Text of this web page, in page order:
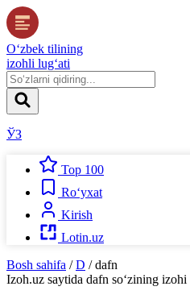
O‘zbek tilining
izohli lug‘ati
ЎЗ
Top 100
Ro‘yxat
Kirish
Lotin.uz
Bosh sahifa / D / dafn
Izoh.uz saytida dafn so‘zining izohi